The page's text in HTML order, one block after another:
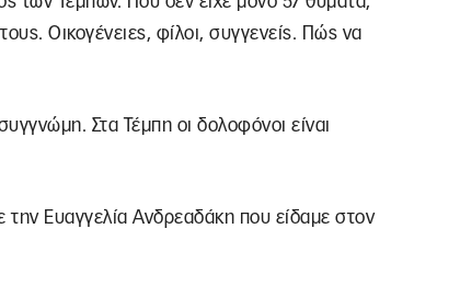
Οικογένειες, φίλοι, συγγενείς. Πώς να
Στα Τέμπη οι δολοφόνοι είναι
Ευαγγελία Ανδρεαδάκη που είδαμε στον